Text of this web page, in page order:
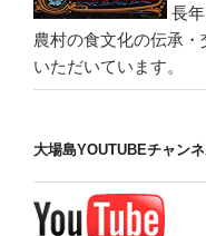
長
農村の食文化の伝承
いただいています。
大場島YOUTUBEチャン